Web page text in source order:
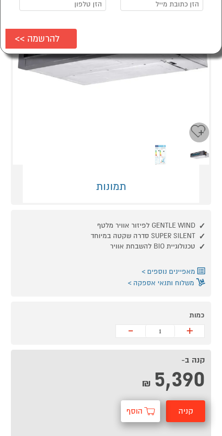
תמונות
GENTLE WIND לפיזור אוויר מלטף
SUPER SILENT סדרה שקטה במיוחד
טכנולוגיית BIO להשבחת אוויר
מאפיינים נוספים
משלוח ותנאי אספקה
כמות
+
-
קנה ב-
5,390
₪
קניה הוסף